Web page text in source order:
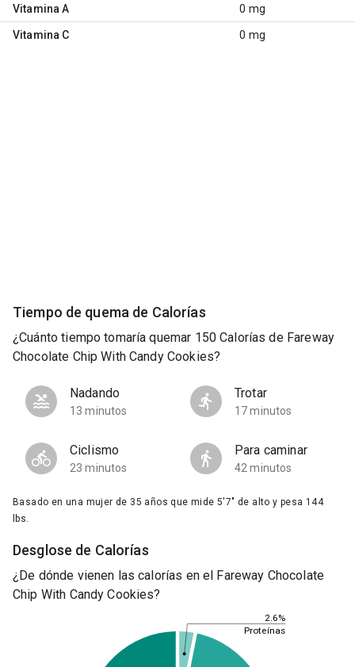
Vitamina A 0 mg
Vitamina C 0 mg
Tiempo de quema de Calorías
¿Cuánto tiempo tomaría quemar 150 Calorías de Fareway
Chocolate Chip With Candy Cookies?
Nadando
13 minutos
Trotar
17 minutos
Ciclismo
23 minutos
Para caminar
42 minutos
Basado en una mujer de 35 años que mide 5'7" de alto y pesa 144
lbs.
Desglose de Calorías
¿De dónde vienen las calorías en el Fareway Chocolate
Chip With Candy Cookies?
2.6%
Proteínas